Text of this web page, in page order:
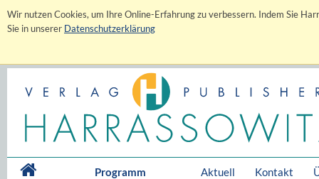
Wir nutzen Cookies, um Ihre Online-Erfahrung zu verbessern. Indem Sie
Sie in unserer Datenschutzerklärung
Programm Aktuell Kontakt